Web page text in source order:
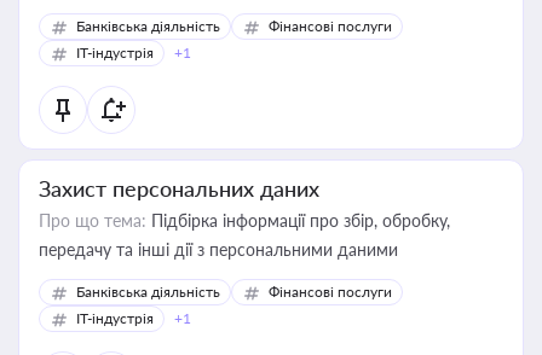
Банківська діяльність
Фінансові послуги
IT-індустрія
+1
Захист персональних даних
Про що тема: Підбірка інформації про збір, обробку,
передачу та інші дії з персональними даними
Банківська діяльність
Фінансові послуги
IT-індустрія
+1